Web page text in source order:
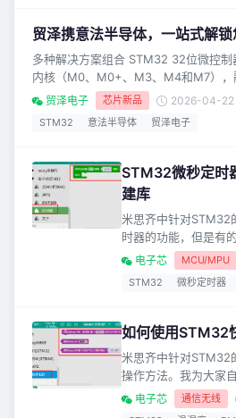
贸泽携意法半导体，一站式解
多种解决方案组合 STM32 32位微控
内核（M0、M0+、M3、M4和M7），
能力、数字信号处理功能以及低功耗、
展的设计使电子设计工程师能够轻松在
和外设范围之间为其系统选择合适的
STM32U3 MCU）以及多协议无线
贸泽电子 芯片新品 2026-04-22
STM32 意法半导体 贸泽电子
STM32微秒定时
建库
米思齐中针对STM32
时器的功能，但是有
器，但是缺没有相关
微秒级定时器的代码
法。在此之前你需要
之后，在左侧找到电
中的图示代码块。此
能，可以选择定时器
据单位为微妙。 定
电子芯 MCU/MPU
STM32 微秒定时器
如何使用STM32
米思齐中针对STM32
操作方法。我为大家
来看下它的使用方法
何添加本地库的方法
电子芯 通信无线